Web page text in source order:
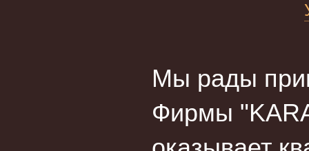
Мы рады
Фирмы